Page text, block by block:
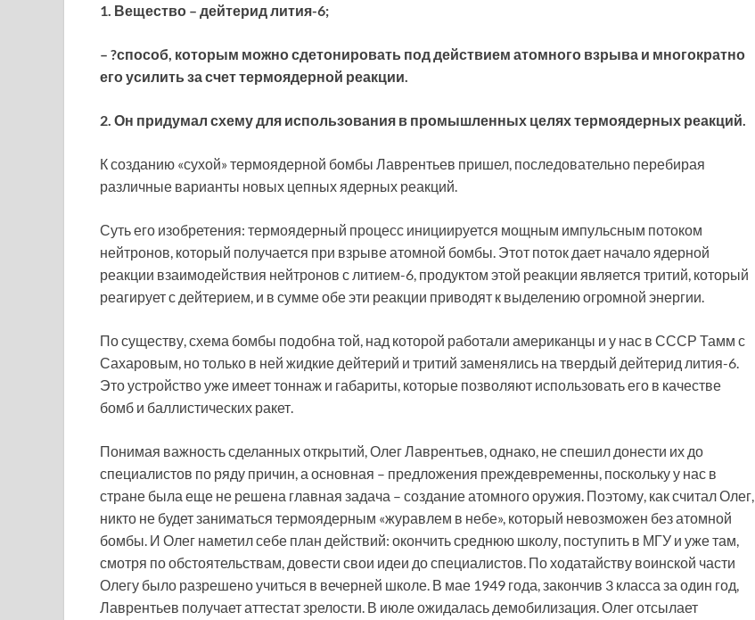
1. Вещество – дейтерид лития-6;
– ?способ, которым можно сдетонировать под действием атомного взрыва и многократно
его усилить за счет термоядерной реакции.
2. Он придумал схему для использования в промышленных целях термоядерных реакций.
К созданию «сухой» термоядерной бомбы Лаврентьев пришел, последовательно перебирая
различные варианты новых цепных ядерных реакций.
Суть его изобретения: термоядерный процесс инициируется мощным импульсным потоком
нейтронов, который получается при взрыве атомной бомбы. Этот поток дает начало ядерной
реакции взаимодействия нейтронов с литием-6, продуктом этой реакции является тритий, который
реагирует с дейтерием, и в сумме обе эти реакции приводят к выделению огромной энергии.
По существу, схема бомбы подобна той, над которой работали американцы и у нас в СССР Тамм с
Сахаровым, но только в ней жидкие дейтерий и тритий заменялись на твердый дейтерид лития-6.
Это устройство уже имеет тоннаж и габариты, которые позволяют использовать его в качестве
бомб и баллистических ракет.
Понимая важность сделанных открытий, Олег Лаврентьев, однако, не спешил донести их до
специалистов по ряду причин, а основная – предложения преждевременны, поскольку у нас в
стране была еще не решена главная задача – создание атомного оружия. Поэтому, как считал Олег,
никто не будет заниматься термоядерным «журавлем в небе», который невозможен без атомной
бомбы. И Олег наметил себе план действий: окончить среднюю школу, поступить в МГУ и уже там,
смотря по обстоятельствам, довести свои идеи до специалистов. По ходатайству воинской части
Олегу было разрешено учиться в вечерней школе. В мае 1949 года, закончив 3 класса за один год,
Лаврентьев получает аттестат зрелости. В июле ожидалась демобилизация. Олег отсылает